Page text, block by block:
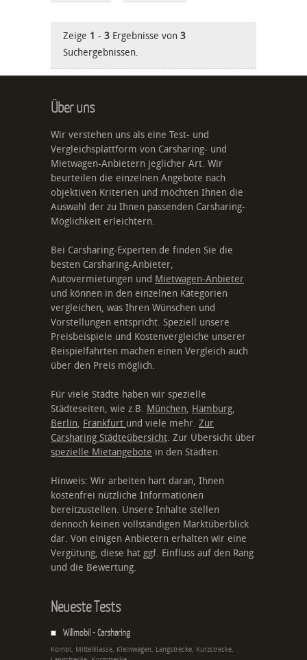
Zeige 1 - 3 Ergebnisse von 3
Suchergebnissen.
Über uns
Wir verstehen uns als eine Test- und
Vergleichsplattform von Carsharing- und
Mietwagen-Anbietern jeglicher Art. Wir
beurteilen die einzelnen Angebote nach
objektiven Kriterien und möchten Ihnen die
Auswahl der zu Ihnen passenden Carsharing-
Möglichkeit erleichtern.
Bei Carsharing-Experten.de finden Sie die
besten Carsharing-Anbieter,
Autovermietungen und Mietwagen-Anbieter
und können in den einzelnen Kategorien
vergleichen, was Ihren Wünschen und
Vorstellungen entspricht. Speziell unsere
Preisbeispiele und Kostenvergleiche unserer
Beispielfahrten machen einen Vergleich auch
über den Preis möglich.
Für viele Städte haben wir spezielle
Städteseiten, wie z.B. München, Hamburg,
Berlin, Frankfurt und viele mehr. Zur
Carsharing Städteübersicht. Zur Übersicht über
spezielle Mietangebote in den Städten.
Hinweis: Wir arbeiten hart daran, Ihnen
kostenfrei nützliche Informationen
bereitzustellen. Unsere Inhalte stellen
dennoch keinen vollständigen Marktüberblick
dar. Von einigen Anbietern erhalten wir eine
Vergütung, diese hat ggf. Einfluss auf den Rang
und die Bewertung.
Neueste Tests
Willmobil - Carsharing
Kombi, Mittelklasse, Kleinwagen, Langstrecke, Kurzstrecke,